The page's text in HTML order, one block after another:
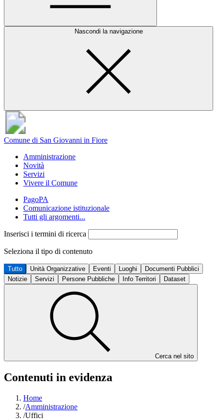
Nascondi la navigazione
Comune di San Giovanni in Fiore
Amministrazione
Novità
Servizi
Vivere il Comune
PagoPA
Comunicazione istituzionale
Tutti gli argomenti...
Inserisci i termini di ricerca
Seleziona il tipo di contenuto
Tutto Unità Organizzative Eventi Luoghi
Documenti Pubblici
Notizie
Servizi Persone Pubbliche Info Territori Dataset
Cerca nel sito
Contenuti in evidenza
Home
/Amministrazione
/Uffici